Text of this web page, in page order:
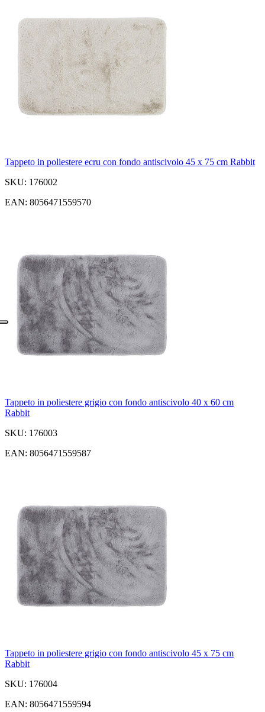
Tappeto in poliestere ecru con fondo antiscivolo 45 x 75 cm Rabbit
SKU: 176002
EAN: 8056471559570
Tappeto in poliestere grigio con fondo antiscivolo 40 x 60 cm
Rabbit
SKU: 176003
EAN: 8056471559587
Tappeto in poliestere grigio con fondo antiscivolo 45 x 75 cm
Rabbit
SKU: 176004
EAN: 8056471559594